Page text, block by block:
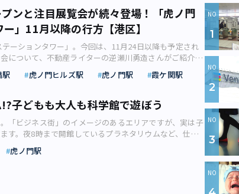
などで構成されていますが、そのうち展望施設が設けら
ルズ森JPタワー内。森JPタワーへは、麻布台ヒルズ開
日比谷線神谷町駅の5番出口を出て、連絡通路のセント
面へと向かえばたどり着きます。 麻布台ヒルズのコン
なぐ『広場』のような街－Modern Urban Village－」。
るのも良いでしょう。 中央広場から入るとタワープラザ
13日にはガーデンプラザにベーカリーの「コム・ン ト
ーラー矢澤」など、グロッサリーや食材の専門店に加え
する「麻布台ヒルズ マーケット」のほぼ全店が開業し
設「スカイロビー」は森JPタワー33階（この「地下1
あたるので要注意！）。タワープラザ地下1階のロビー
ターが設けられています。日本一のビルに設けられた
リアならではの工夫や、こだわりが盛りだくさん。本記
16日オープン予定のレストラン複合型スーパー「cask」
他の画像】＞＞ 創業93年の老舗スーパーが提案する新
オープンする「cask」は老舗スーパー「信濃屋（シナ
食品が展開する新業態のスーパーマーケットです。 ブラ
店。1930（昭和5）年の創業から94年を迎える老舗で
り直送される「健美野菜」、環境に配慮した各種生鮮食
続けて安心」をコンセプトにしたオリジナル商品や手作
心で良質なもの」を基準に、オリーブや切りたてチー
料などさまざまな商品を幅広く取りそろえる（画像：株
ンと注目展覧会が続々登場！「虎ノ門
」11月以降の行方【港区】
ーションタワー」。今回は、11月24日以降も予定され
について、不動産ライターの逆瀬川勇造さんがご紹介し
ヒルズ 森タワー」を起点として拡大・進化を続けてき
金）に最後のピースである「虎ノ門ヒルズ ステーショ
ー」の魅力とともに、注目のアートイベントについて
・グローバルビジネスセンターとして完成した虎ノ門ヒ
ス）【その他の画像】＞＞ 日本が誇る国際新都心・グ
2014年に誕生した「虎ノ門ヒルズ 森タワー」に始ま
（2020年竣工）」、「虎ノ門ヒルズ レジデンシャル
進化を続けてきた虎ノ門ヒルズ。 近年、環状第2号線や
駅 虎ノ門ヒルズ駅 虎ノ門駅 霞ケ関駅
子どもも大人も科学館で遊ぼう
「ビジネス街」のイメージのあるエリアですが、実は子
す。夜8時まで開館しているプラネタリウムなど、仕事
な町としてのイメージが強い港区。港区の中でも再開発
虎ノ門駅